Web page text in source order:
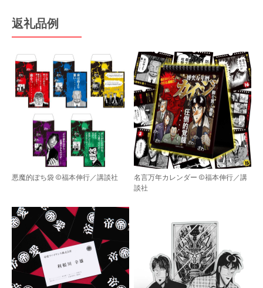
返礼品例
悪魔的ぽち袋 ©福本伸行／講談社
名言万年カレンダー ©福本伸行／講
談社